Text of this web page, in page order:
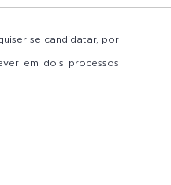
se candidatar, por
em dois processos